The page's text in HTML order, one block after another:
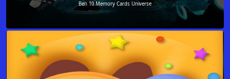
Ben 10 Memory Cards Universe